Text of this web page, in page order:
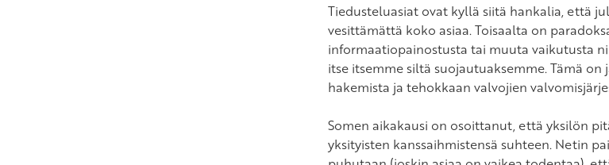
Tiedusteluasiat ovat kyllä siitä hankalia, että
vesittämättä koko asiaa. Toisaalta on
informaatiopainostusta tai muuta vaikutusta
itse itsemme siltä suojautuaksemme. Tämä
hakemista ja tehokkaan valvojien
Somen aikakausi on osoittanut, että yksilön
yksityisten kanssaihmistensä suhteen. Netin